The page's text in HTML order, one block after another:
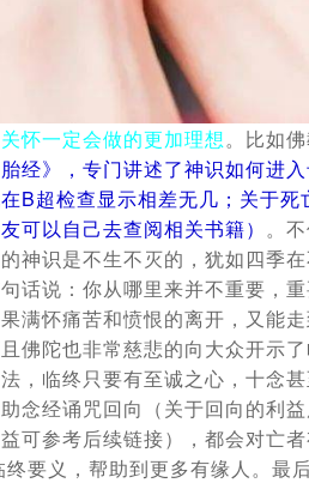
怀一定会做的更加理想。比如
经》，专门讲述了神识如何进
B超检查显示相差无几；关于死
可以自己去查阅相关书籍） 。
神识是不生不灭的，犹如四季
话说：你从哪里来并不重要，
满怀痛苦和愤恨的离开，又能
佛陀也非常慈悲的向大众开示
，临终只要有至诚之心，十念
念经诵咒回向（关于回向的利
可参考后续链接），都会对亡
要义，帮助到更多有缘人。最